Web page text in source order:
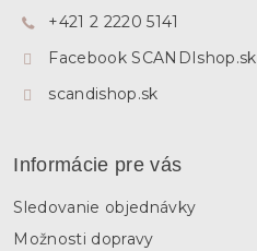
+421 2 2220 5141
Facebook SCANDIshop.sk
scandishop.sk
Informácie pre vás
Sledovanie objednávky
Možnosti dopravy